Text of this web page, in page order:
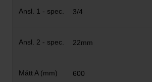
3/4
22mm
600